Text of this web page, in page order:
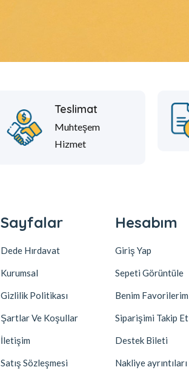
Teslimat
Muhteşem
Hizmet
Sayfalar
Dede Hırdavat
Kurumsal
Gizlilik Politikası
Şartlar Ve Koşullar
İletişim
Satış Sözleşmesi
Hesabım
Giriş Yap
Sepeti Görüntüle
Benim Favorilerim
Siparişimi Takip Et
Destek Bileti
Nakliye ayrıntıları